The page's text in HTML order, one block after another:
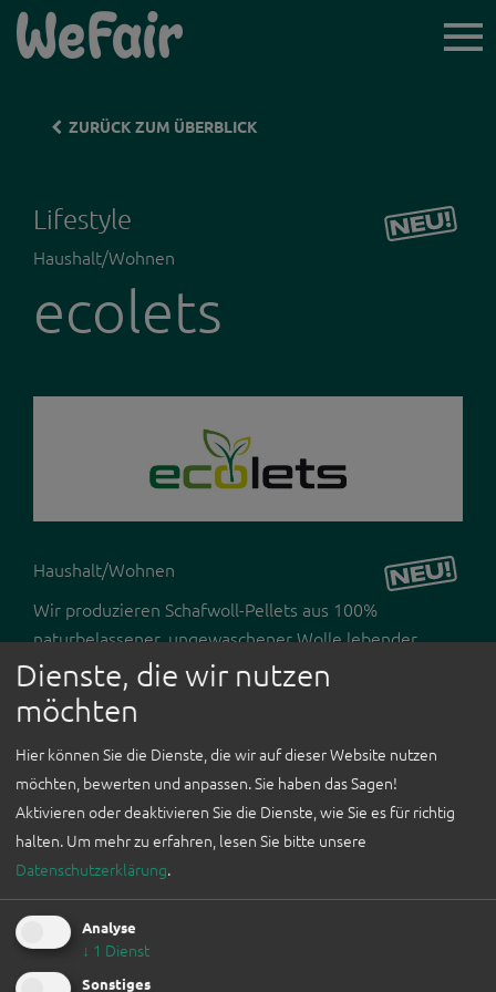
ICH BIN BESUCHER*IN
AUSSTELLER*INNEN
ICH BIN
AUSSTELLER*IN
WEFAIR LINZ
2026
FÜR
UNTERNEHMEN
WORKSHOPS
ZURÜCK ZUM ÜBERBLICK
Lifestyle
Haushalt/Wohnen
ecolets
Haushalt/Wohnen
Wir produzieren Schafwoll-Pellets aus 100%
naturbelassener, ungewaschener Wolle lebender
Schafe aus Österreich, vorwiegend aus Kärnten.
Aufbauend auf den 3 Säulen der Nachhaltigkeit,
Ökologie und heimischen Wertschöpfung verarbeiten
wir einen Rohstoff, der aufgrund des niedrigen
Marktpreises oft weggeworfen wird bzw.
kostenpflichtig entsorgt werden muss. Die qualitativ
hochwertigen Schafwoll-Pellets sind ein ökologischer
Multifunktionsdünger mit Langzeitwirkung für
Gemüse, Obst und Zierpflanzen.
Dienste, die wir nutzen
möchten
Hier können Sie die Dienste, die wir auf dieser Website nutzen
möchten, bewerten und anpassen. Sie haben das Sagen!
Aktivieren oder deaktivieren Sie die Dienste, wie Sie es für richtig
halten. Um mehr zu erfahren, lesen Sie bitte unsere
Datenschutzerklärung.
Analyse
↓ 1 Dienst
Sonstiges